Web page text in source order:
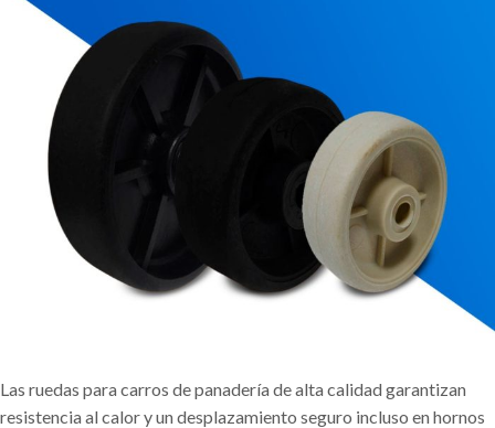
Las ruedas para carros de panadería de alta calidad garantizan
resistencia al calor y un desplazamiento seguro incluso en hornos